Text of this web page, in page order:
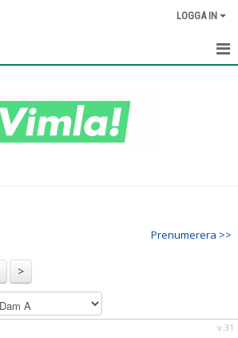
LOGGA IN
Prenumerera >>
v.31